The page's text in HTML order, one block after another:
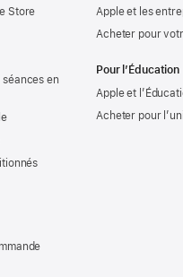
Store
séances en
Apple et les
Acheter pour
Pour l’Éducation
Apple et
Acheter pour